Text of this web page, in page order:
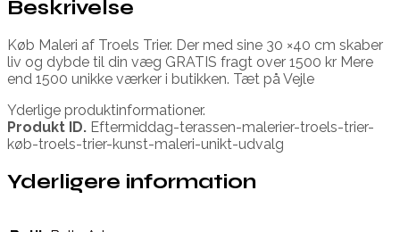
Beskrivelse
Køb Maleri af Troels Trier. Der med sine 30 ×40 cm skaber
liv og dybde til din væg GRATIS fragt over 1500 kr Mere
end 1500 unikke værker i butikken. Tæt på Vejle
Yderlige produktinformationer.
Produkt ID. Eftermiddag-terassen-malerier-troels-trier-
køb-troels-trier-kunst-maleri-unikt-udvalg
Yderligere information